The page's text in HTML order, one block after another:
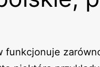
funkcjonuje